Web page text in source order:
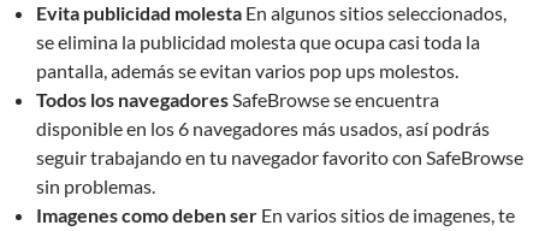
Evita publicidad molesta En algunos sitios seleccionados,
se elimina la publicidad molesta que ocupa casi toda la
pantalla, además se evitan varios pop ups molestos.
Todos los navegadoresSafeBrowse se encuentra
disponible en los 6 navegadores más usados, así podrás
seguir trabajando en tu navegador favorito con SafeBrowse
sin problemas.
Imagenes como deben ser En varios sitios de imagenes, te